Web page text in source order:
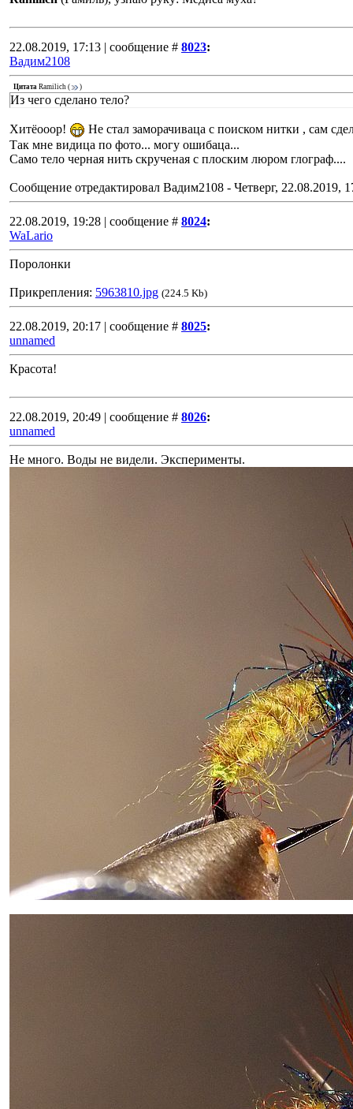
22.08.2019, 17:13 | сообщение # 8023:
Вадим2108
Цитата Ramilich ( )
Из чего сделано тело?
Хитёооор!
Не стал заморачиваца с поиском нитки , сам
Так мне видица по фото... могу ошибаца...
Само тело черная нить скрученая с плоским люром глограф....
Сообщение отредактировал Вадим2108 - Четверг, 22.08.2019,
22.08.2019, 19:28 | сообщение # 8024:
WaLario
Поролонки
Прикрепления: 5963810.jpg (224.5 Kb)
22.08.2019, 20:17 | сообщение # 8025:
unnamed
Красота!
22.08.2019, 20:49 | сообщение # 8026:
unnamed
Не много. Воды не видели. Эксперименты.